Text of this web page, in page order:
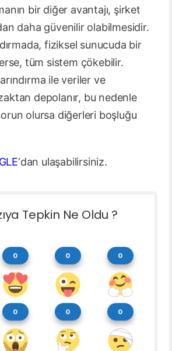
bir diğer avantajı, şirket
daha güvenilir olabilmesidir.
fiziksel sunucuda bir
tüm sistem çökebilir.
ile veriler ve
depolanır, bu nedenle
olursa diğerleri boşluğu
‘dan ulaşabilirsiniz.
Tepkin Ne Oldu ?
0 0 0
0 0 0